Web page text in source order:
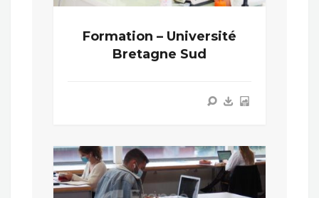
Formation – Université
Bretagne Sud